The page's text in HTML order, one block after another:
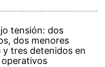
tensión: dos
dos menores
y tres detenidos en